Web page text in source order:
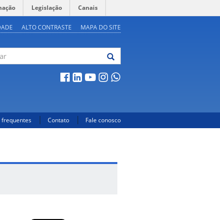
Legislação Canais
ALTO CONTRASTE MAPA DO SITE
frequentes Contato Fale conosco